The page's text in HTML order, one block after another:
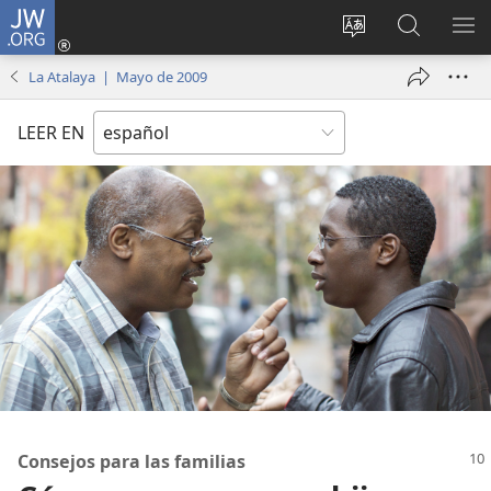
JW.ORG
Cambiar
del sitio
Iniciar
sesión
nueva
en
jw.org
La Atalaya | Mayo de 2009
LEER EN
Consejos para las familias